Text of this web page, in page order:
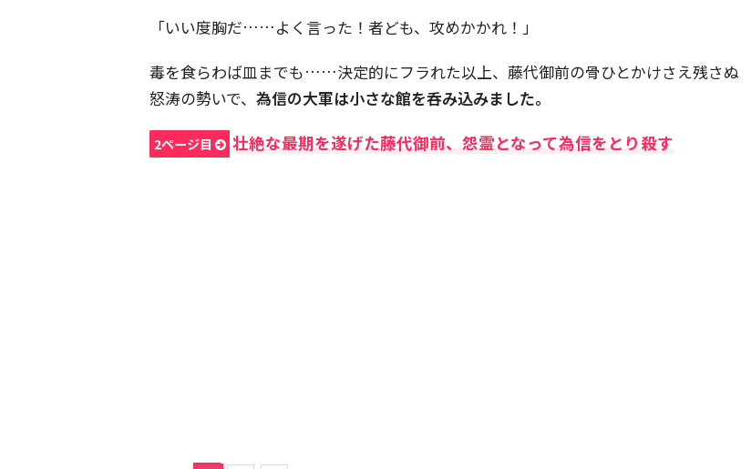
「いい度胸だ……よく言った！者ども、攻めかかれ！」
毒を食らわば皿までも……決定的にフラれた以上、藤代御前の骨ひとかけさえ残さぬ
怒涛の勢いで、 為信の大軍は小さな館を呑み込みました。
2ページ目 壮絶な最期を遂げた藤代御前、怨霊となって為信をとり殺す